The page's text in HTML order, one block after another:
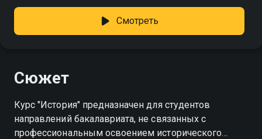
Смотреть
Сюжет
Курс "История" предназначен для студентов
направлений бакалавриата, не связанных с
профессиональным освоением исторического